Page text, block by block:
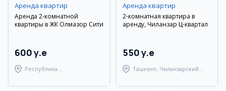
Аренда квартир
Аренда 2-комнатной
квартиры в ЖК Олмазор Сити
600 y.e
Республика
Берунийский район
Аренда квартир
2-комнатная квартира в
аренду, Чиланзар Ц-квартал
550 y.e
Ташкент, Чиланзарский